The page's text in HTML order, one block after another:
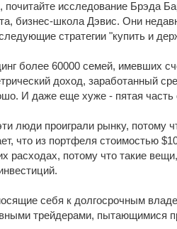
исследование Брэда
бизнес-школа Дэвис. Они
стратегии "купить и
более 60000 семей, имевших
доход, заработанный
И даже еще хуже - пятая часть
люди проиграли рынку, потому
что из портфеля стоимостью
расходах, потому что такие
себя к долгосрочным
трейдерами, пытающимися